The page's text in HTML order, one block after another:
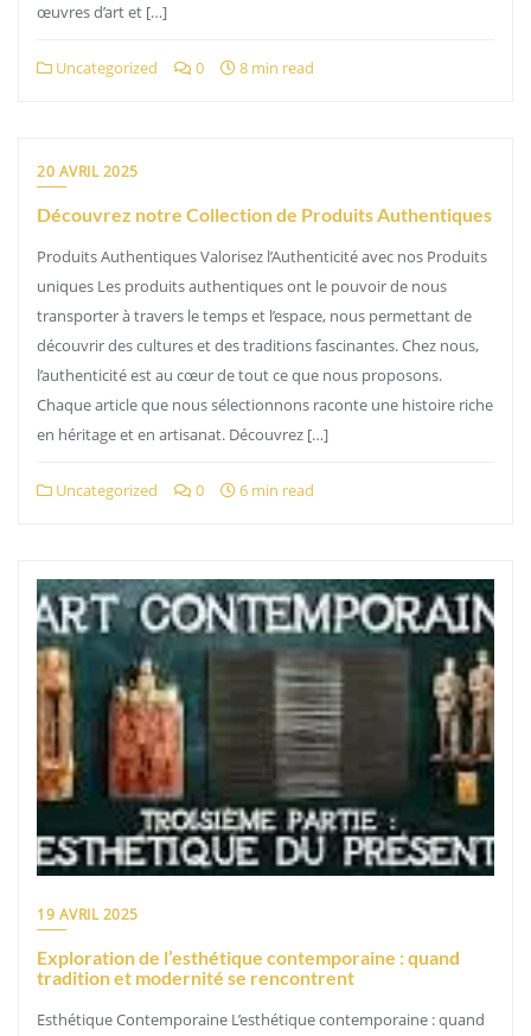
œuvres d’art et […]
Uncategorized 0 8 min read
20 AVRIL 2025
Découvrez notre Collection de Produits Authentiques
Produits Authentiques Valorisez l’Authenticité avec nos Produits
uniques Les produits authentiques ont le pouvoir de nous
transporter à travers le temps et l’espace, nous permettant de
découvrir des cultures et des traditions fascinantes. Chez nous,
l’authenticité est au cœur de tout ce que nous proposons.
Chaque article que nous sélectionnons raconte une histoire riche
en héritage et en artisanat. Découvrez […]
Uncategorized 0 6 min read
19 AVRIL 2025
Exploration de l’esthétique contemporaine : quand
tradition et modernité se rencontrent
Esthétique Contemporaine L’esthétique contemporaine : quand